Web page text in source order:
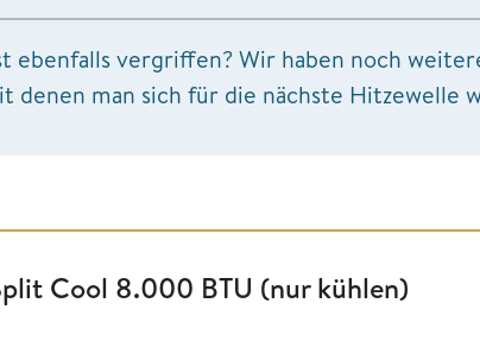
ebenfalls vergriffen? Wir haben noch
denen man sich für die nächste Hitzewelle
Cool 8.000 BTU (nur kühlen)